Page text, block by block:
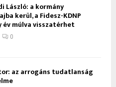
László: a kormány
kerül, a Fidesz-KDNP
év múlva visszatérhet
0
az arrogáns tudatlanság